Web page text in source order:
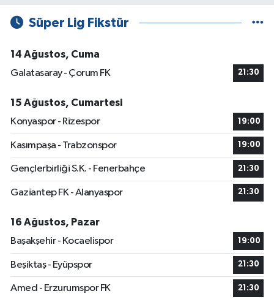
Süper Lig Fikstür
14 Ağustos, Cuma
Galatasaray - Çorum FK
21:30
15 Ağustos, Cumartesi
Konyaspor - Rizespor
19:00
Kasımpaşa - Trabzonspor 19:00
Gençlerbirliği S.K. - Fenerbahçe 21:30
Gaziantep FK - Alanyaspor 21:30
16 Ağustos, Pazar
Başakşehir - Kocaelispor
19:00
Beşiktaş - Eyüpspor 21:30
Amed - Erzurumspor FK 21:30